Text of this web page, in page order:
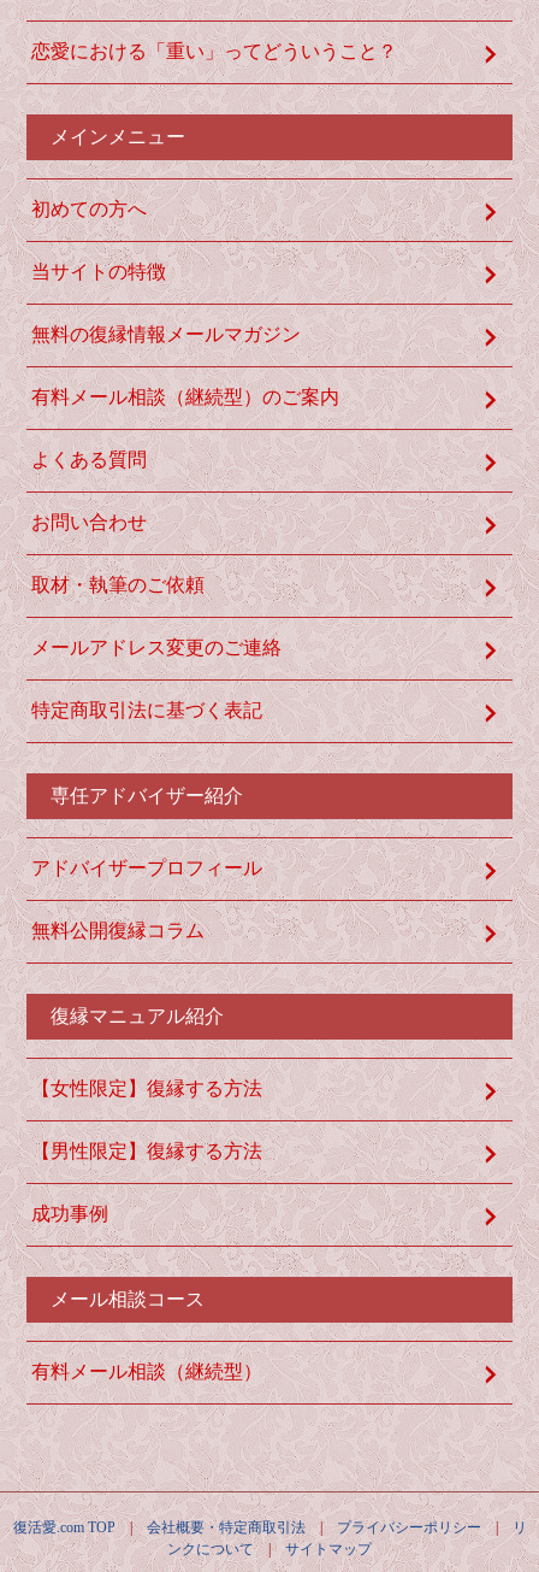
恋愛における「重い」ってどういうこと？
メインメニュー
初めての方へ
当サイトの特徴
無料の復縁情報メールマガジン
有料メール相談（継続型）のご案内
よくある質問
お問い合わせ
取材・執筆のご依頼
メールアドレス変更のご連絡
特定商取引法に基づく表記
専任アドバイザー紹介
アドバイザープロフィール
無料公開復縁コラム
復縁マニュアル紹介
【女性限定】復縁する方法
【男性限定】復縁する方法
成功事例
メール相談コース
有料メール相談（継続型）
復活愛.com TOP|会社概要・特定商取引法|プライバシーポリシー|リ
ンクについて|サイトマップ